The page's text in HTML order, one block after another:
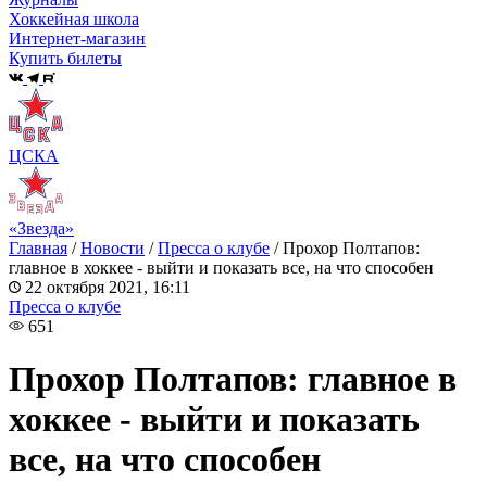
Хоккейная школа
Интернет-магазин
Купить билеты
ЦСКА
«Звезда»
Главная /Новости /Пресса о клубе /Прохор Полтапов:
главное в хоккее - выйти и показать все, на что способен
22 октября 2021, 16:11
Пресса о клубе
651
Прохор Полтапов: главное в
хоккее - выйти и показать
все, на что способен